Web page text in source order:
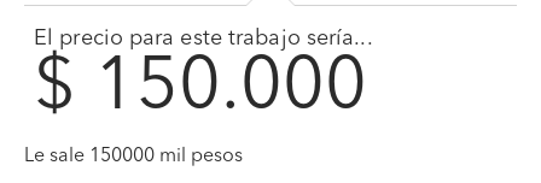
El precio para este trabajo sería...
$ 150.000
Le sale 150000 mil pesos